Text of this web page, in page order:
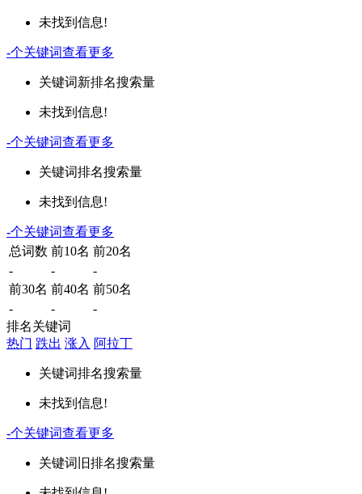
未找到信息!
-个关键词查看更多
关键词新排名搜索量
未找到信息!
-个关键词查看更多
关键词排名搜索量
未找到信息!
-个关键词查看更多
总词数 前10名 前20名
-
-
-
前30名 前40名 前50名
-
-
-
排名关键词
热门 跌出 涨入 阿拉丁
关键词排名搜索量
未找到信息!
-个关键词查看更多
关键词 旧排名搜索量